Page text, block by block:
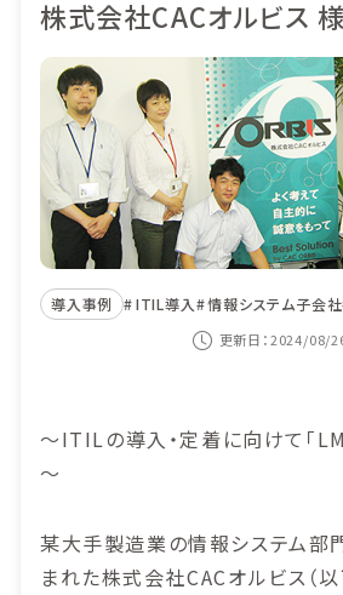
目的から選ぶ
ITIL導入
ヘルプデスク業務
システム監査対応
サービス構成管理
カスタマーサービス
導入事例
価格
セミナー
コンテンツナビ
紹介動画を見る
株式会社CACオルビス 様
導入事例 ITIL導入 情報システム子会社
更新日：2024/08/
～ITILの導入・定着に向けて「
～
某大手製造業の情報システム部
まれた株式会社CACオルビス（以